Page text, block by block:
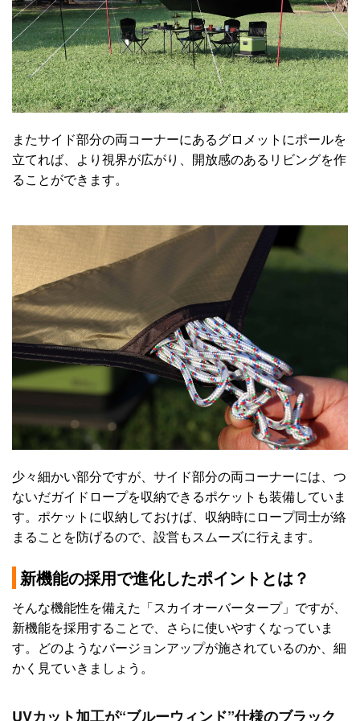
またサイド部分の両コーナーにあるグロメットにポールを
立てれば、より視界が広がり、開放感のあるリビングを作
ることができます。
少々細かい部分ですが、サイド部分の両コーナーには、つ
ないだガイドロープを収納できるポケットも装備していま
す。ポケットに収納しておけば、収納時にロープ同士が絡
まることを防げるので、設営もスムーズに行えます。
新機能の採用で進化したポイントとは？
そんな機能性を備えた「スカイオーバータープ」ですが、
新機能を採用することで、さらに使いやすくなっていま
す。どのようなバージョンアップが施されているのか、細
かく見ていきましょう。
UVカット加工が“ブルーウィンド”仕様のブラック